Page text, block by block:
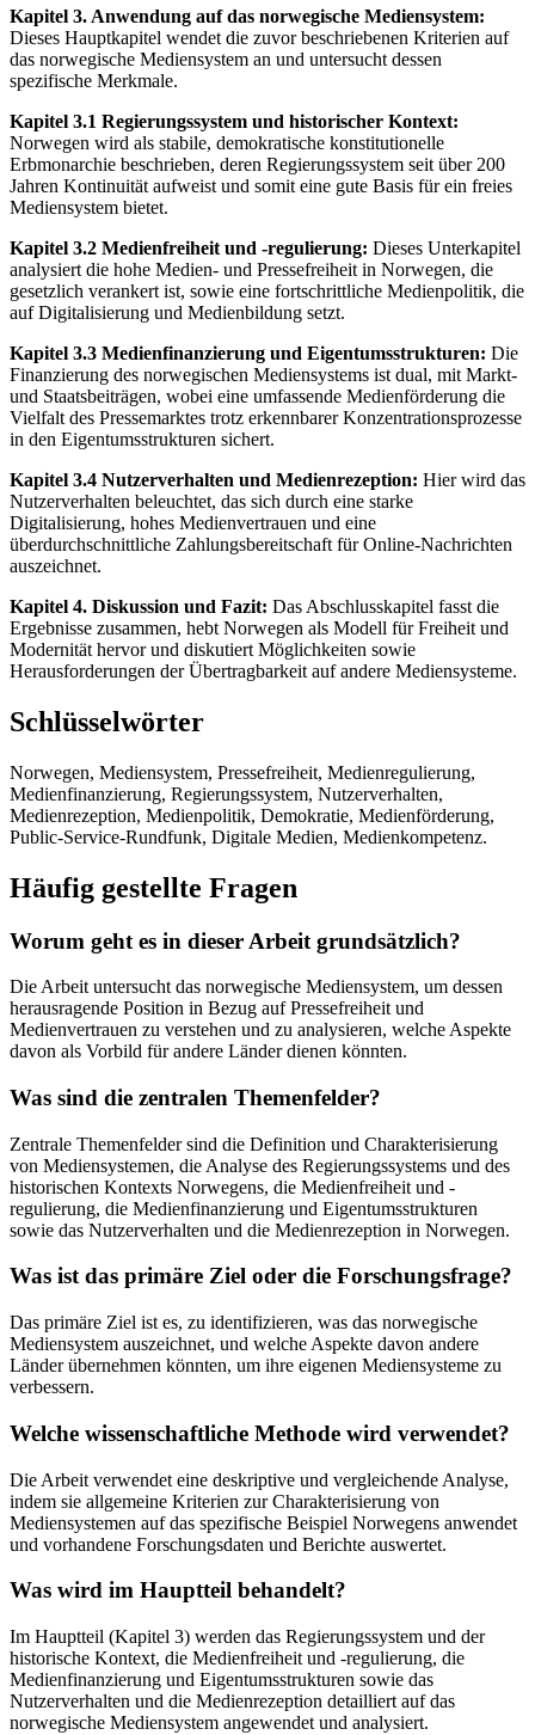
Kapitel 3. Anwendung auf das norwegische Mediensystem:
Dieses Hauptkapitel wendet die zuvor beschriebenen Kriterien auf
das norwegische Mediensystem an und untersucht dessen
spezifische Merkmale.
Kapitel 3.1 Regierungssystem und historischer Kontext:
Norwegen wird als stabile, demokratische konstitutionelle
Erbmonarchie beschrieben, deren Regierungssystem seit über 200
Jahren Kontinuität aufweist und somit eine gute Basis für ein freies
Mediensystem bietet.
Kapitel 3.2 Medienfreiheit und -regulierung: Dieses Unterkapitel
analysiert die hohe Medien- und Pressefreiheit in Norwegen, die
gesetzlich verankert ist, sowie eine fortschrittliche Medienpolitik, die
auf Digitalisierung und Medienbildung setzt.
Kapitel 3.3 Medienfinanzierung und Eigentumsstrukturen: Die
Finanzierung des norwegischen Mediensystems ist dual, mit Markt-
und Staatsbeiträgen, wobei eine umfassende Medienförderung die
Vielfalt des Pressemarktes trotz erkennbarer Konzentrationsprozesse
in den Eigentumsstrukturen sichert.
Kapitel 3.4 Nutzerverhalten und Medienrezeption: Hier wird das
Nutzerverhalten beleuchtet, das sich durch eine starke
Digitalisierung, hohes Medienvertrauen und eine
überdurchschnittliche Zahlungsbereitschaft für Online-Nachrichten
auszeichnet.
Kapitel 4. Diskussion und Fazit: Das Abschlusskapitel fasst die
Ergebnisse zusammen, hebt Norwegen als Modell für Freiheit und
Modernität hervor und diskutiert Möglichkeiten sowie
Herausforderungen der Übertragbarkeit auf andere Mediensysteme.
Schlüsselwörter
Norwegen, Mediensystem, Pressefreiheit, Medienregulierung,
Medienfinanzierung, Regierungssystem, Nutzerverhalten,
Medienrezeption, Medienpolitik, Demokratie, Medienförderung,
Public-Service-Rundfunk, Digitale Medien, Medienkompetenz.
Häufig gestellte Fragen
Worum geht es in dieser Arbeit grundsätzlich?
Die Arbeit untersucht das norwegische Mediensystem, um dessen
herausragende Position in Bezug auf Pressefreiheit und
Medienvertrauen zu verstehen und zu analysieren, welche Aspekte
davon als Vorbild für andere Länder dienen könnten.
Was sind die zentralen Themenfelder?
Zentrale Themenfelder sind die Definition und Charakterisierung
von Mediensystemen, die Analyse des Regierungssystems und des
historischen Kontexts Norwegens, die Medienfreiheit und -
regulierung, die Medienfinanzierung und Eigentumsstrukturen
sowie das Nutzerverhalten und die Medienrezeption in Norwegen.
Was ist das primäre Ziel oder die Forschungsfrage?
Das primäre Ziel ist es, zu identifizieren, was das norwegische
Mediensystem auszeichnet, und welche Aspekte davon andere
Länder übernehmen könnten, um ihre eigenen Mediensysteme zu
verbessern.
Welche wissenschaftliche Methode wird verwendet?
Die Arbeit verwendet eine deskriptive und vergleichende Analyse,
indem sie allgemeine Kriterien zur Charakterisierung von
Mediensystemen auf das spezifische Beispiel Norwegens anwendet
und vorhandene Forschungsdaten und Berichte auswertet.
Was wird im Hauptteil behandelt?
Im Hauptteil (Kapitel 3) werden das Regierungssystem und der
historische Kontext, die Medienfreiheit und -regulierung, die
Medienfinanzierung und Eigentumsstrukturen sowie das
Nutzerverhalten und die Medienrezeption detailliert auf das
norwegische Mediensystem angewendet und analysiert.